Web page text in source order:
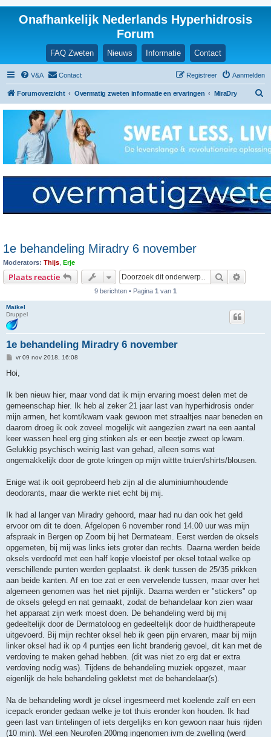
Onafhankelijk Nederlands Hyperhidrosis
Forum
FAQ Zweten Nieuws Informatie Contact
V&A Contact Aanmelden
Registreer
Forumoverzicht Overmatig zweten informatie en ervaringen MiraDry
k
1e behandeling Miradry 6 november
Moderators: Thijs Erje
Plaats reactie Zoek
9 berichten • Pagina 1 van 1
Maikel
Druppel
1e behandeling Miradry 6 november
B
r
h
vr 09 nov 2018, 16:08
Hoi,
Ik ben nieuw hier, maar vond dat ik mijn ervaring moest delen met de
gemeenschap hier. Ik heb al zeker 21 jaar last van hyperhidrosis onder
mijn armen, het komt/kwam vaak gewoon met straaltjes naar beneden en
daarom droeg ik ook zoveel mogelijk wit aangezien zwart na een aantal
keer wassen heel erg ging stinken als er een beetje zweet op kwam.
Gelukkig psychisch weinig last van gehad, alleen soms wat
ongemakkelijk door de grote kringen op mijn wittte truien/shirts/blousen.
Enige wat ik ooit geprobeerd heb zijn al die aluminiumhoudende
deodorants, maar die werkte niet echt bij mij.
Ik had al langer van Miradry gehoord, maar had nu dan ook het geld
ervoor om dit te doen. Afgelopen 6 november rond 14.00 uur was mijn
afspraak in Bergen op Zoom bij het Dermateam. Eerst werden de oksels
opgemeten, bij mij was links iets groter dan rechts. Daarna werden beide
oksels verdoofd met een half kopje vloeistof per oksel totaal welke op
verschillende punten werden geplaatst. ik denk tussen de 25/35 prikken
aan beide kanten. Af en toe zat er een vervelende tussen, maar over het
algemeen genomen was het niet pijnlijk. Daarna werden er "stickers" op
de oksels gelegd en nat gemaakt, zodat de behandelaar kon zien waar
het apparaat zijn werk moest doen. De behandeling werd bij mij
gedeeltelijk door de Dermatoloog en gedeeltelijk door de huidtherapeute
uitgevoerd. Bij mijn rechter oksel heb ik geen pijn ervaren, maar bij mijn
linker oksel had ik op 4 puntjes een licht branderig gevoel, dit kan met de
verdoving te maken gehad hebben. (dit was niet zo erg dat er extra
verdoving nodig was). Tijdens de behandeling muziek opgezet, maar
eigenlijk de hele behandeling gekletst met de behandelaar(s).
Na de behandeling wordt je oksel ingesmeerd met koelende zalf en een
icepack eronder gedaan welke je tot thuis eronder kon houden. Ik had
geen last van tintelingen of iets dergelijks en kon gewoon naar huis rijden
(10 min). Wel een Neurofen 200mg ingenomen ivm de zwelling (werd